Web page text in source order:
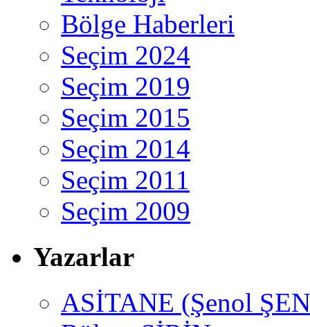
Bölge Haberleri
Seçim 2024
Seçim 2019
Seçim 2015
Seçim 2014
Seçim 2011
Seçim 2009
Yazarlar
ASİTANE (Şenol